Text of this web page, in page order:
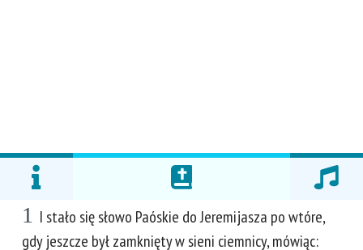
1 I stało się słowo Paóskie do Jeremijasza po wtóre,
gdy jeszcze był zamknięty w sieni ciemnicy, mówiąc: